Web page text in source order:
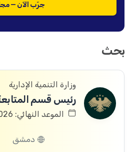
جرّب الآن —
بحث
وزارة التنمية الإدارية
رئيس قسم
الموعد النهائي: 01/06/2026
دمشق